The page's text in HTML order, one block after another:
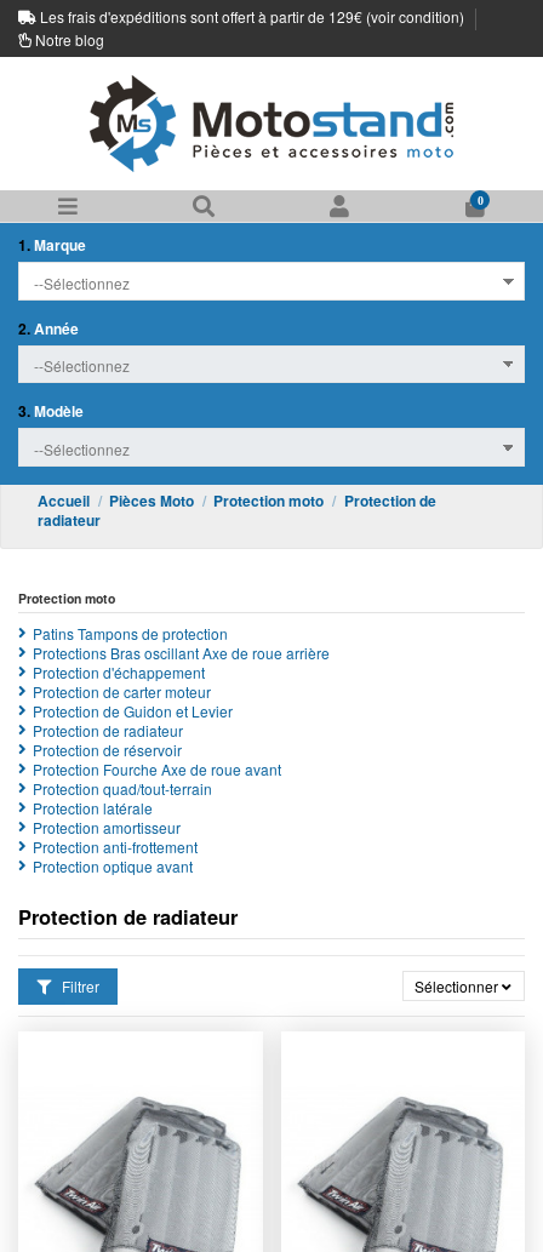
Les frais d'expéditions sont offert à partir de 129€ (voir condition)
Notre blog
0
1.Marque
2.Année
3.Modèle
Accueil Pièces Moto Protection moto
Protection de
radiateur
Protection de radiateur
Filtrer Sélectionner
Protection moto
Patins Tampons de protection
Protections Bras oscillant Axe de roue arrière
Protection d'échappement
Protection de carter moteur
Protection de Guidon et Levier
Protection de radiateur
Protection de réservoir
Protection Fourche Axe de roue avant
Protection quad/tout-terrain
Protection latérale
Protection amortisseur
Protection anti-frottement
Protection optique avant